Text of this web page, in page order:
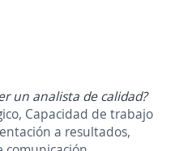
un analista de calidad?
Capacidad de trabajo
a resultados,